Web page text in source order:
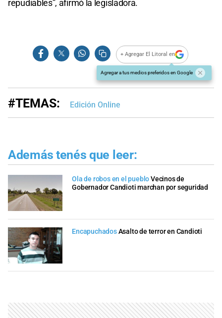
repudiables”, afirmó la legisladora.
+ Agregar El Litoral en
Agregar a tus medios preferidos en Google
#TEMAS: Edición Online
Además tenés que leer:
Ola de robos en el puebloVecinos de
Gobernador Candioti marchan por seguridad
EncapuchadosAsalto de terror en Candioti